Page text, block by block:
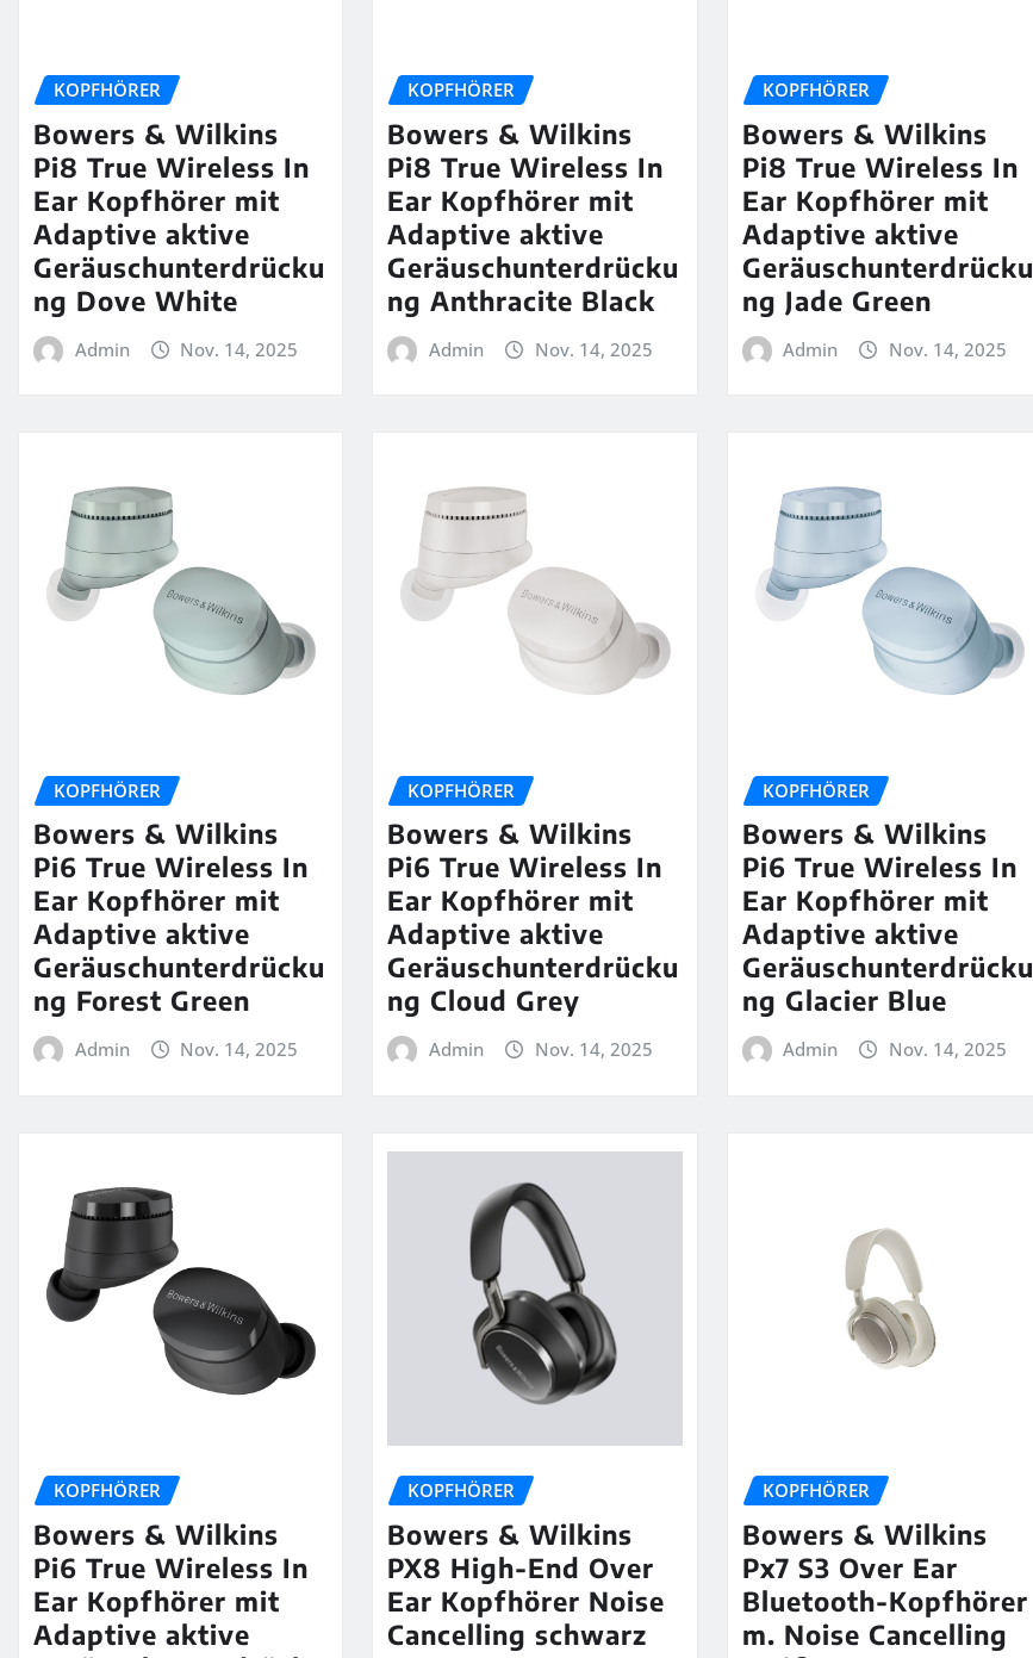
KOPFHÖRER
Bowers & Wilkins
Pi8 True Wireless In
Ear Kopfhörer mit
Adaptive aktive
Geräuschunterdrücku
ng Dove White
Admin Nov. 14, 2025
KOPFHÖRER
Bowers & Wilkins
Pi8 True Wireless In
Ear Kopfhörer mit
Adaptive aktive
Geräuschunterdrücku
ng Anthracite Black
Admin Nov. 14, 2025
KOPFHÖRER
Bowers & Wilkins
Pi8 True Wireless In
Ear Kopfhörer mit
Adaptive aktive
Geräuschunterdrücku
ng Jade Green
Admin Nov. 14, 2025
KOPFHÖRER
Bowers & Wilkins
Pi6 True Wireless In
Ear Kopfhörer mit
Adaptive aktive
Geräuschunterdrücku
ng Forest Green
Admin Nov. 14, 2025
KOPFHÖRER
Bowers & Wilkins
Pi6 True Wireless In
Ear Kopfhörer mit
Adaptive aktive
Geräuschunterdrücku
ng Cloud Grey
Admin Nov. 14, 2025
KOPFHÖRER
Bowers & Wilkins
Pi6 True Wireless In
Ear Kopfhörer mit
Adaptive aktive
Geräuschunterdrücku
ng Glacier Blue
Admin Nov. 14, 2025
KOPFHÖRER
Bowers & Wilkins
Pi6 True Wireless In
Ear Kopfhörer mit
Adaptive aktive
KOPFHÖRER
Bowers & Wilkins
PX8 High-End Over
Ear Kopfhörer Noise
Cancelling schwarz
KOPFHÖRER
Bowers & Wilkins
Px7 S3 Over Ear
Bluetooth-Kopfhörer
m. Noise Cancelling